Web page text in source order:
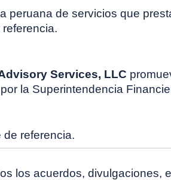
peruana de servicios que
Services, LLC
la Superintendencia
referencia.
los acuerdos,